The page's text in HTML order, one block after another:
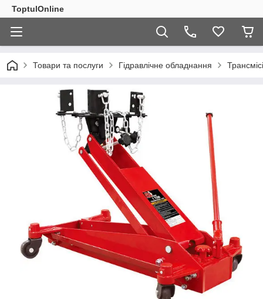
ToptulOnline
Товари та послуги Гідравлічне обладнання